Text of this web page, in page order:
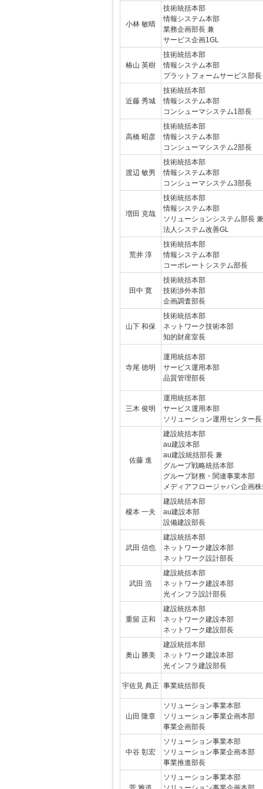
小林 敏晴
技術統括本部
情報システム本部
業務企画部長 兼
サービス企画1GL
椿山 英樹
技術統括本部
情報システム本部
プラットフォームサービス部長
近藤 秀城
技術統括本部
情報システム本部
コンシューマシステム1部長
高橋 昭彦
技術統括本部
情報システム本部
コンシューマシステム2部長
渡辺 敏男
技術統括本部
情報システム本部
コンシューマシステム3部長
増田 克哉
技術統括本部
情報システム本部
ソリューションシステム部長 兼
法人システム改善GL
荒井 淳
技術統括本部
情報システム本部
コーポレートシステム部長
田中 寛
技術統括本部
技術渉外本部
企画調査部長
山下 和保
技術統括本部
ネットワーク技術本部
知的財産室長
寺尾 徳明
運用統括本部
サービス運用本部
品質管理部長
三木 俊明
運用統括本部
サービス運用本部
ソリューション運用センター長
佐藤 進
建設統括本部
au建設本部
au建設統括部長 兼
グループ戦略統括本部
グループ財務・関連事業本部
メディアフロージャパン企画
榎本 一夫
建設統括本部
au建設本部
設備建設部長
武田 信也
建設統括本部
ネットワーク建設本部
ネットワーク設計部長
武田 浩
建設統括本部
ネットワーク建設本部
光インフラ設計部長
重留 正和
建設統括本部
ネットワーク建設本部
ネットワーク建設部長
奥山 勝美
建設統括本部
ネットワーク建設本部
光インフラ建設部長
宇佐見 典正 事業統括部長
山田 隆章
ソリューション事業本部
ソリューション事業企画本部
事業企画部長
中谷 彰宏
ソリューション事業本部
ソリューション事業企画本部
事業推進部長
ソリューション事業本部